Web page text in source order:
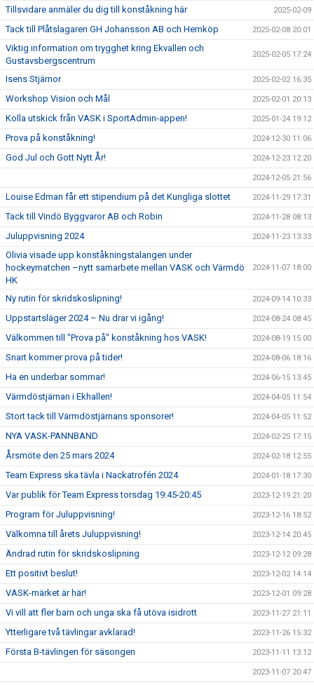
Tillsvidare anmäler du dig till konståkning här 2025-02-09
Tack till Plåtslagaren GH Johansson AB och Hemköp 2025-02-08 20:01
Viktig information om trygghet kring Ekvallen och
Gustavsbergscentrum
2025-02-05 17:24
Isens Stjärnor 2025-02-02 16:35
Workshop Vision och Mål 2025-02-01 20:13
Kolla utskick från VASK i SportAdmin-appen! 2025-01-24 19:12
Prova på konståkning! 2024-12-30 11:06
God Jul och Gott Nytt År! 2024-12-23 12:20
2024-12-05 21:56
Louise Edman får ett stipendium på det Kungliga slottet 2024-11-29 17:31
Tack till Vindö Byggvaror AB och Robin 2024-11-28 08:13
Juluppvisning 2024 2024-11-23 13:33
Olivia visade upp konståkningstalangen under
hockeymatchen –nytt samarbete mellan VASK och Värmdö
HK
2024-11-07 18:00
Ny rutin för skridskoslipning! 2024-09-14 10:33
Uppstartsläger 2024 – Nu drar vi igång! 2024-08-24 08:45
Välkommen till "Prova på" konståkning hos VASK! 2024-08-19 15:00
Snart kommer prova på tider! 2024-08-06 18:16
Ha en underbar sommar! 2024-06-15 13:45
Värmdöstjärnan i Ekhallen! 2024-04-05 11:54
Stort tack till Värmdöstjärnans sponsorer! 2024-04-05 11:52
NYA VASK-PANNBAND 2024-02-25 17:15
Årsmöte den 25 mars 2024 2024-02-18 12:55
Team Express ska tävla i Nackatrofén 2024 2024-01-18 17:30
Var publik för Team Express torsdag 19:45-20:45 2023-12-19 21:20
Program för Juluppvisning! 2023-12-16 18:52
Välkomna till årets Juluppvisning! 2023-12-14 20:45
Ändrad rutin för skridskoslipning 2023-12-12 09:28
Ett positivt beslut! 2023-12-02 14:14
VASK-märket är här! 2023-12-01 09:28
Vi vill att fler barn och unga ska få utöva isidrott 2023-11-27 21:11
Ytterligare två tävlingar avklarad! 2023-11-26 15:32
Första B-tävlingen för säsongen 2023-11-11 13:12
2023-11-07 20:47